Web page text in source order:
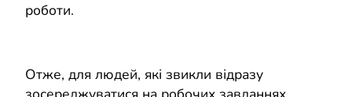
роботи.
Отже, для людей, які звикли відразу